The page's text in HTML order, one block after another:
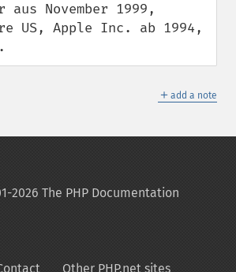
aus November 1999,
US, Apple Inc. ab 1994,
＋ add a note
2026 The PHP Documentation
Other PHP.net sites